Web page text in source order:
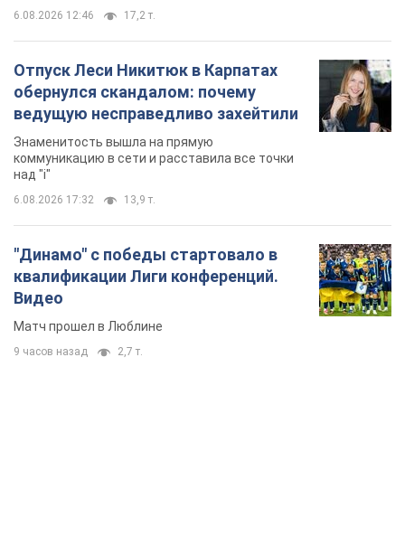
6.08.2026 12:46 17,2 т.
Отпуск Леси Никитюк в Карпатах
обернулся скандалом: почему
ведущую несправедливо захейтили
Знаменитость вышла на прямую
коммуникацию в сети и расставила все точки
над "i"
6.08.2026 17:32 13,9 т.
"Динамо" с победы стартовало в
квалификации Лиги конференций.
Видео
Матч прошел в Люблине
9 часов назад 2,7 т.